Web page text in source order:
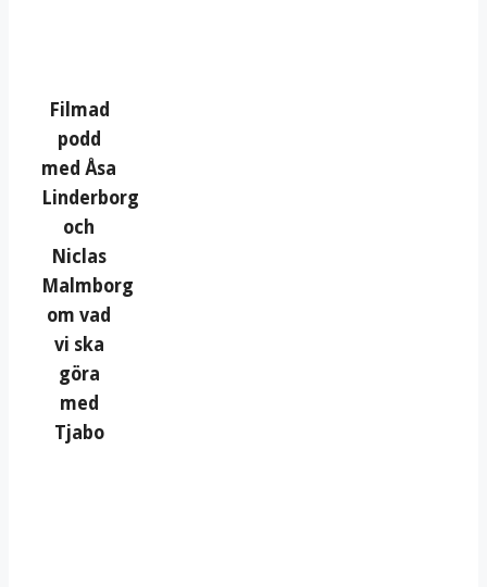
Filmad
podd
med Åsa
Linderborg
och
Niclas
Malmborg
om vad
vi ska
göra
med
Tjabo